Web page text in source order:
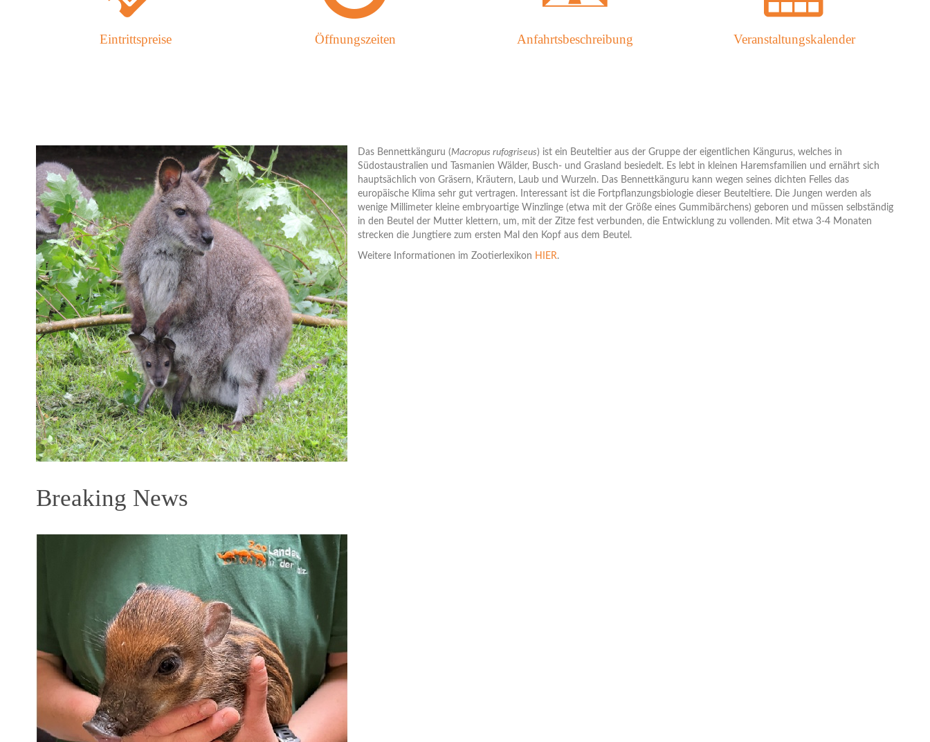
Eintrittspreise Öffnungszeiten Anfahrtsbeschreibung Veranstaltungskalender
Das Bennettkänguru (Macropus rufogriseus) ist ein Beuteltier aus der Gruppe der eigentlichen Kängurus, welches in
Südostaustralien und Tasmanien Wälder, Busch- und Grasland besiedelt. Es lebt in kleinen Haremsfamilien und ernährt sich
hauptsächlich von Gräsern, Kräutern, Laub und Wurzeln. Das Bennettkänguru kann wegen seines dichten Felles das
europäische Klima sehr gut vertragen. Interessant ist die Fortpflanzungsbiologie dieser Beuteltiere. Die Jungen werden als
wenige Millimeter kleine embryoartige Winzlinge (etwa mit der Größe eines Gummibärchens) geboren und müssen selbständig
in den Beutel der Mutter klettern, um, mit der Zitze fest verbunden, die Entwicklung zu vollenden. Mit etwa 3-4 Monaten
strecken die Jungtiere zum ersten Mal den Kopf aus dem Beutel.
Weitere Informationen im Zootierlexikon HIER.
Breaking News